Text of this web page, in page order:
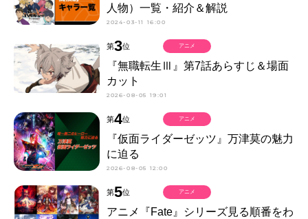
人物）一覧・紹介＆解説
2024-03-11 16:00
第3位
『無職転生Ⅲ』第7話あらすじ＆場面
カット
2026-08-05 19:01
アニメ
第4位
『仮面ライダーゼッツ』万津莫の魅力
に迫る
2026-08-05 12:00
アニメ
第5位
アニメ『Fate』シリーズ見る順番をわ
アニメ